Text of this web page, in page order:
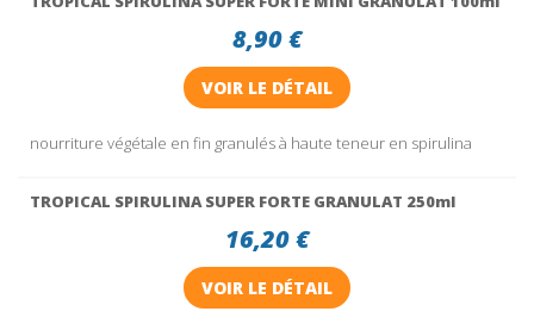
8,90 €
VOIR LE DÉTAIL
nourriture végétale en fin granulés à haute teneur en spirulina
TROPICAL SPIRULINA SUPER FORTE GRANULAT 250ml
16,20 €
VOIR LE DÉTAIL